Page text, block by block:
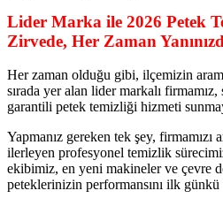
Lider Marka ile 2026 Petek
Zirvede, Her Zaman
Her zaman olduğu gibi, ilçemizin
sırada yer alan lider markalı
garantili petek temizliği hizmeti
Yapmanız gereken tek şey, firmamızı
ilerleyen profesyonel temizlik
ekibimiz, en yeni makineler ve çevre
peteklerinizin performansını ilk